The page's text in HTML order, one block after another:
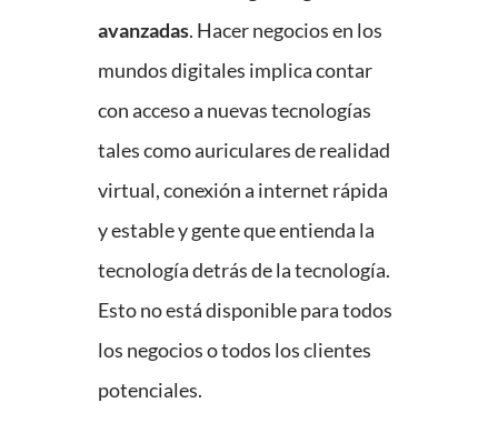
avanzadas. Hacer negocios en los
mundos digitales implica contar
con acceso a nuevas tecnologías
tales como auriculares de realidad
virtual, conexión a internet rápida
y estable y gente que entienda la
tecnología detrás de la tecnología.
Esto no está disponible para todos
los negocios o todos los clientes
potenciales.